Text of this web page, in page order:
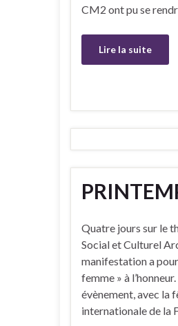
CM2 ont pu se
Lire la suite
Quatre jours sur le
Social et Culturel
manifestation a
femme » à
évènement, avec la
internationale de la